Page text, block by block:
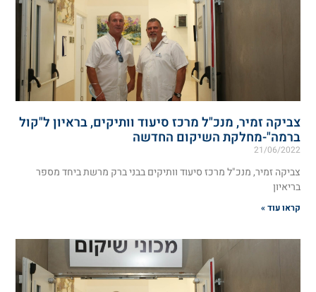
צביקה זמיר, מנכ"ל מרכז סיעוד וותיקים, בראיון ל"קול
ברמה"-מחלקת השיקום החדשה
21/06/2022
צביקה זמיר, מנכ"ל מרכז סיעוד וותיקים בבני ברק מרשת ביחד מספר
בריאיון
קראו עוד »